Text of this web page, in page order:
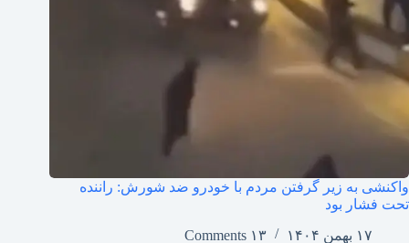
واکنشی به زیر گرفتن مردم با خودرو ضد شورش: راننده
تحت فشار بود
۱۷ بهمن ۱۴۰۴
۱۳ Comments